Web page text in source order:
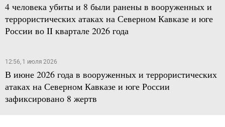
4 человека убиты и 8 были ранены в вооруженных и
террористических атаках на Северном Кавказе и юге
России во II квартале 2026 года
12:56, 1 июля 2026
В июне 2026 года в вооруженных и террористических
атаках на Северном Кавказе и юге России
зафиксировано 8 жертв